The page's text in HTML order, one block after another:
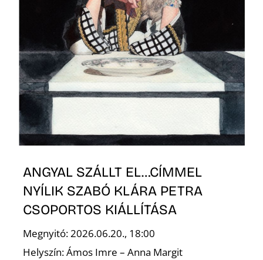
ANGYAL SZÁLLT EL…CÍMMEL
NYÍLIK SZABÓ KLÁRA PETRA
CSOPORTOS KIÁLLÍTÁSA
Megnyitó: 2026.06.20., 18:00
Helyszín: Ámos Imre – Anna Margit